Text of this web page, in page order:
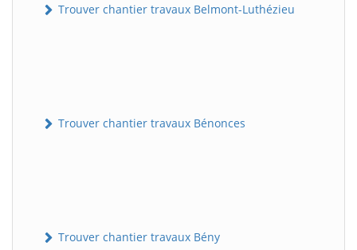
Trouver chantier travaux Belmont-Luthézieu
Trouver chantier travaux Bénonces
Trouver chantier travaux Bény